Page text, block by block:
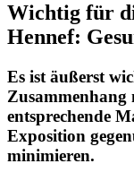
Wichtig für
Hennef:
Es ist äußerst
Zusammenhang
entsprechende
Exposition
minimieren.